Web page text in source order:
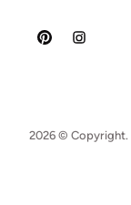
2026 © Copyright.